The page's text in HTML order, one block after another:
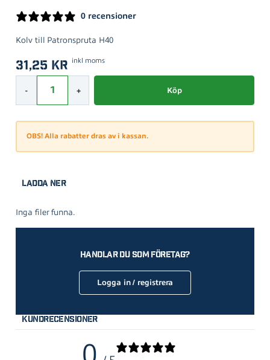
0 recensioner
Kolv till Patronspruta H40
31,25 kr inkl moms
- + Köp
OBS! Alla rabatter dras av i kassan.
Ladda ner
Inga filer funna.
Handlar du som företag?
Logga in / registrera
Kundrecensioner